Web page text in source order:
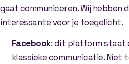
gaat communiceren. Wij hebben
interessante voor je toegelicht.
Facebook: dit platform staat
klassieke communicatie. Niet